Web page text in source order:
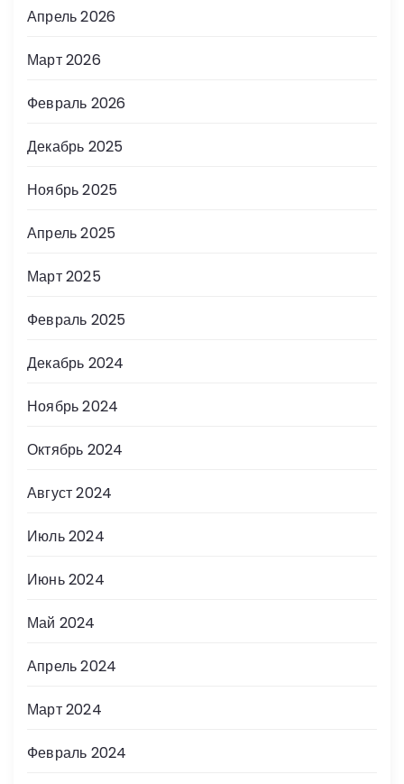
Апрель 2026
Март 2026
Февраль 2026
Декабрь 2025
Ноябрь 2025
Апрель 2025
Март 2025
Февраль 2025
Декабрь 2024
Ноябрь 2024
Октябрь 2024
Август 2024
Июль 2024
Июнь 2024
Май 2024
Апрель 2024
Март 2024
Февраль 2024